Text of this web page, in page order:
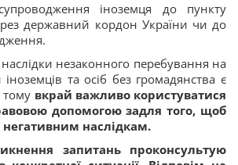
іноземця до пункту
державний кордон України чи до
незаконного перебування на
іноземців та осіб без громадянства є
тому вкрай важливо користуватися
допомогою задля того, щоб
негативним наслідкам.
запитань проконсультую